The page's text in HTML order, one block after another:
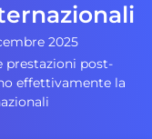
2025
prestazioni post-
effettivamente la